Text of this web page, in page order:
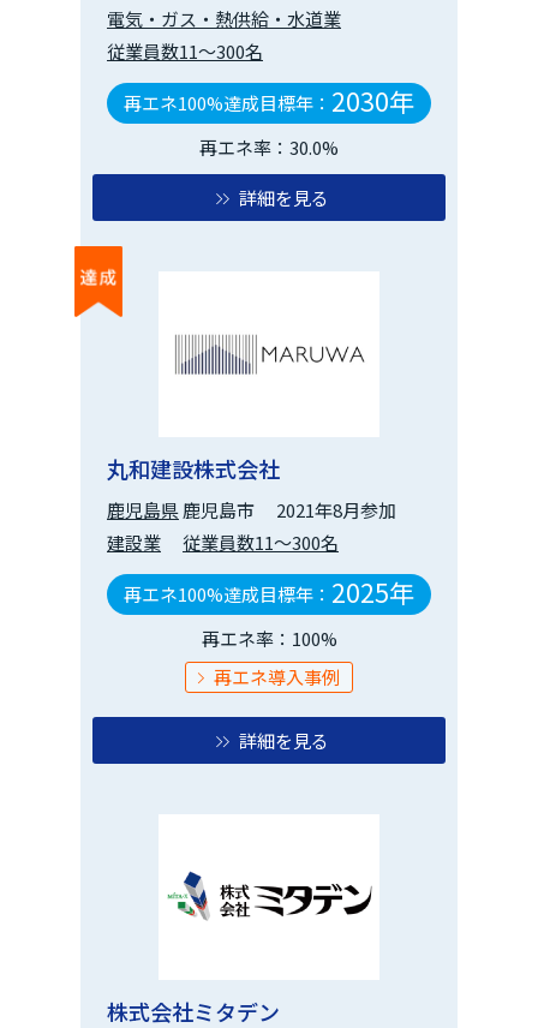
電気・ガス・熱供給・水道業
従業員数11～300名
再エネ100%達成目標年： 2030年
再エネ率：30.0%
詳細を見る
丸和建設株式会社
鹿児島県鹿児島市
2021年8月参加
建設業
従業員数11～300名
再エネ100%達成目標年： 2025年
再エネ率：100%
再エネ導入事例
詳細を見る
株式会社ミタデン